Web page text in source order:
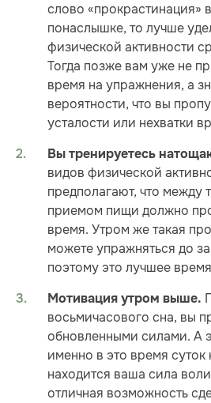
слово «прокрастинация»
понаслышке, то лучше
физической активности
Тогда позже вам уже не
время на упражнения, а
вероятности, что вы
усталости или нехватки
Вы тренируетесь
видов физической
предполагают, что между
приемом пищи должно
время. Утром же такая
можете упражняться до
поэтому это лучшее
Мотивация утром выше.
восьмичасового сна, вы
обновленными силами. А
именно в это время суток
находится ваша сила
отличная возможность